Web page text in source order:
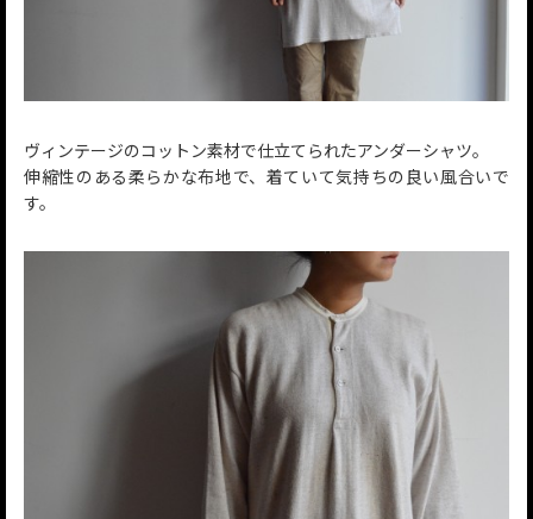
ヴィンテージのコットン素材で仕立てられたアンダーシャツ。
伸縮性のある柔らかな布地で、着ていて気持ちの良い風合いで
す。